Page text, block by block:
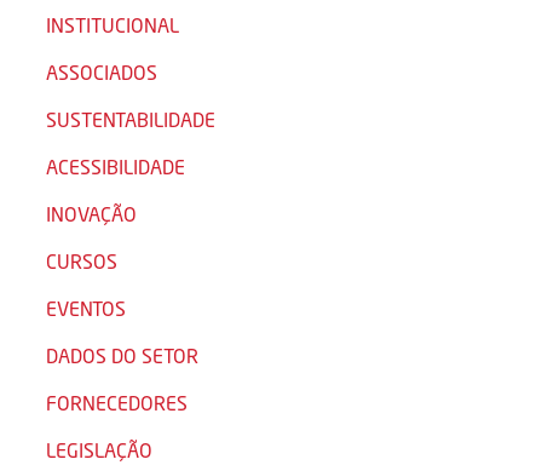
INSTITUCIONAL
ASSOCIADOS
SUSTENTABILIDADE
ACESSIBILIDADE
INOVAÇÃO
CURSOS
EVENTOS
DADOS DO SETOR
FORNECEDORES
LEGISLAÇÃO